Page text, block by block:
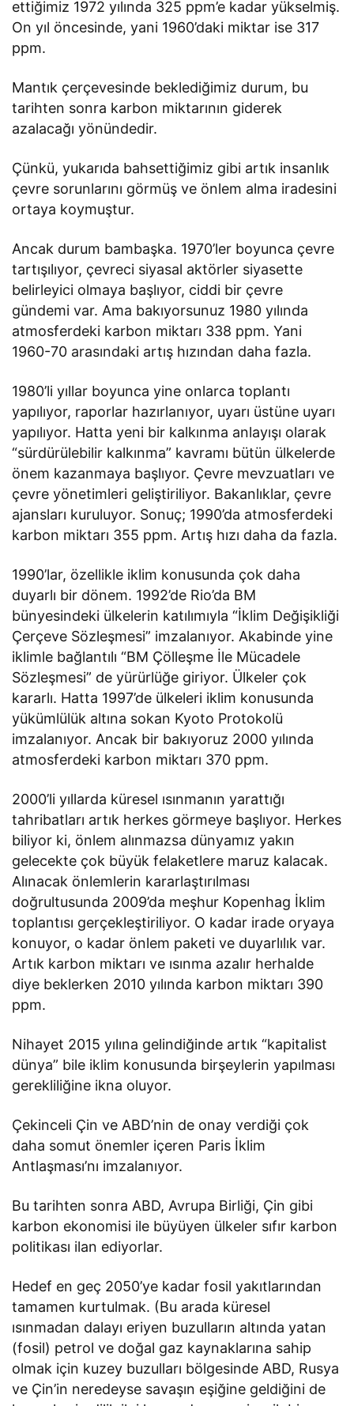
ettiğimiz 1972 yılında 325 ppm’e kadar yükselmiş.
On yıl öncesinde, yani 1960’daki miktar ise 317
ppm.
Mantık çerçevesinde beklediğimiz durum, bu
tarihten sonra karbon miktarının giderek
azalacağı yönündedir.
Çünkü, yukarıda bahsettiğimiz gibi artık insanlık
çevre sorunlarını görmüş ve önlem alma iradesini
ortaya koymuştur.
Ancak durum bambaşka. 1970’ler boyunca çevre
tartışılıyor, çevreci siyasal aktörler siyasette
belirleyici olmaya başlıyor, ciddi bir çevre
gündemi var. Ama bakıyorsunuz 1980 yılında
atmosferdeki karbon miktarı 338 ppm. Yani
1960-70 arasındaki artış hızından daha fazla.
1980’li yıllar boyunca yine onlarca toplantı
yapılıyor, raporlar hazırlanıyor, uyarı üstüne uyarı
yapılıyor. Hatta yeni bir kalkınma anlayışı olarak
“sürdürülebilir kalkınma” kavramı bütün ülkelerde
önem kazanmaya başlıyor. Çevre mevzuatları ve
çevre yönetimleri geliştiriliyor. Bakanlıklar, çevre
ajansları kuruluyor. Sonuç; 1990’da atmosferdeki
karbon miktarı 355 ppm. Artış hızı daha da fazla.
1990’lar, özellikle iklim konusunda çok daha
duyarlı bir dönem. 1992’de Rio’da BM
bünyesindeki ülkelerin katılımıyla “İklim Değişikliği
Çerçeve Sözleşmesi” imzalanıyor. Akabinde yine
iklimle bağlantılı “BM Çölleşme İle Mücadele
Sözleşmesi” de yürürlüğe giriyor. Ülkeler çok
kararlı. Hatta 1997’de ülkeleri iklim konusunda
yükümlülük altına sokan Kyoto Protokolü
imzalanıyor. Ancak bir bakıyoruz 2000 yılında
atmosferdeki karbon miktarı 370 ppm.
2000’li yıllarda küresel ısınmanın yarattığı
tahribatları artık herkes görmeye başlıyor. Herkes
biliyor ki, önlem alınmazsa dünyamız yakın
gelecekte çok büyük felaketlere maruz kalacak.
Alınacak önlemlerin kararlaştırılması
doğrultusunda 2009’da meşhur Kopenhag İklim
toplantısı gerçekleştiriliyor. O kadar irade oryaya
konuyor, o kadar önlem paketi ve duyarlılık var.
Artık karbon miktarı ve ısınma azalır herhalde
diye beklerken 2010 yılında karbon miktarı 390
ppm.
Nihayet 2015 yılına gelindiğinde artık “kapitalist
dünya” bile iklim konusunda birşeylerin yapılması
gerekliliğine ikna oluyor.
Çekinceli Çin ve ABD’nin de onay verdiği çok
daha somut önemler içeren Paris İklim
Antlaşması’nı imzalanıyor.
Bu tarihten sonra ABD, Avrupa Birliği, Çin gibi
karbon ekonomisi ile büyüyen ülkeler sıfır karbon
politikası ilan ediyorlar.
Hedef en geç 2050’ye kadar fosil yakıtlarından
tamamen kurtulmak. (Bu arada küresel
ısınmadan dalayı eriyen buzulların altında yatan
(fosil) petrol ve doğal gaz kaynaklarına sahip
olmak için kuzey buzulları bölgesinde ABD, Rusya
ve Çin’in neredeyse savaşın eşiğine geldiğini de